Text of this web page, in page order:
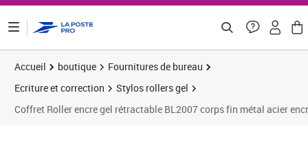
Accueil boutique
Fournitures de bureau
Ecriture et correction
Stylos rollers gel
Coffret Roller encre gel rétractable BL2007 corps fin métal acier